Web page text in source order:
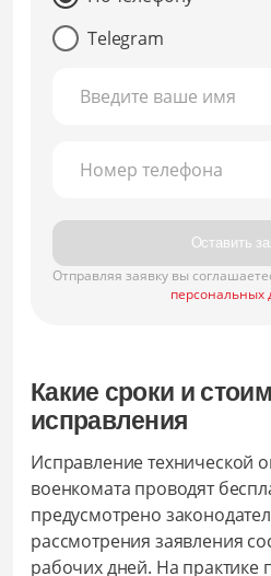
Telegram
Введите ваше имя
Номер телефона
Оставить
Отправляя заявку вы
персональных
Какие сроки и
исправления
Исправление технической
военкомата проводят
предусмотрено
рассмотрения заявления
рабочих дней. На практике